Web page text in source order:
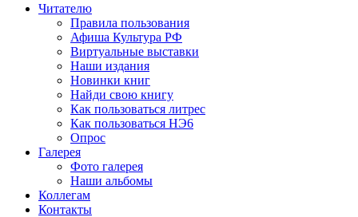
Читателю
Правила пользования
Афиша Культура РФ
Виртуальные выставки
Наши издания
Новинки книг
Найди свою книгу
Как пользоваться литрес
Как пользоваться НЭ6
Опрос
Галерея
Фото галерея
Наши альбомы
Коллегам
Контакты